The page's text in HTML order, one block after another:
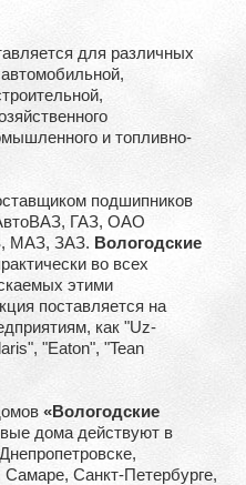
для различных
и топливно-
подшипников
ГАЗ, ОАО
МАЗ, ЗАЗ. Вологодские
во всех
этими
поставляется на
как "Uz-
"Eaton", "Tean
«Вологодские
дома действуют в
Самаре, Санкт-Петербурге,